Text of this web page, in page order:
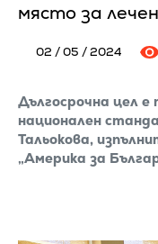
място за
02 / 05 / 2024
Дългосрочна цел е
национален
Тальокова,
„Америка за